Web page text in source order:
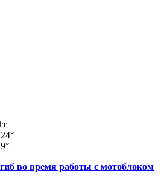
24°
9°
во время работы с мотоблоком